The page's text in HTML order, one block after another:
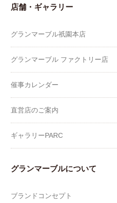
店舗・ギャラリー
グランマーブル祇園本店
グランマーブル ファクトリー店
催事カレンダー
直営店のご案内
ギャラリーPARC
グランマーブルについて
ブランドコンセプト